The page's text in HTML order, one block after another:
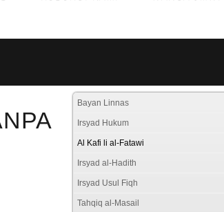
Bayan Linnas
Irsyad Hukum
Al Kafi li al-Fatawi
Irsyad al-Hadith
Irsyad Usul Fiqh
Tahqiq al-Masail